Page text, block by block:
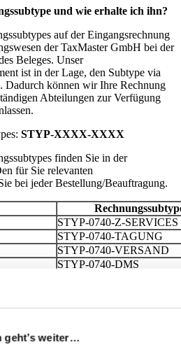
geht’s weiter…
und wie erhalte ich ihn?
auf der Eingangsrechnung
der TaxMaster GmbH bei der
Beleges. Unser
ist in der Lage, den Subtype via
Dadurch können wir Ihre Rechnung
Abteilungen zur Verfügung
STYP-XXXX-XXXX
finden Sie in der
für Sie relevanten
bei jeder Bestellung/Beauftragung.
STYP-0740-Z-SERVICES
STYP-0740-TAGUNG
STYP-0740-VERSAND
STYP-0740-DMS
STYP-0740-PA
STYP-0740-IT